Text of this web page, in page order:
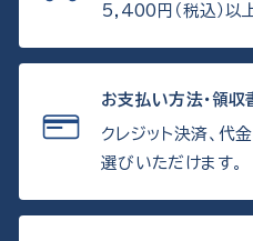
5,400円（税込）以
お支払い方法・領収
クレジット決済、代
選びいただけます。